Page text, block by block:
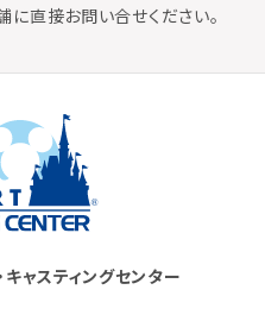
直接お問い合せください。
ャスティングセンター